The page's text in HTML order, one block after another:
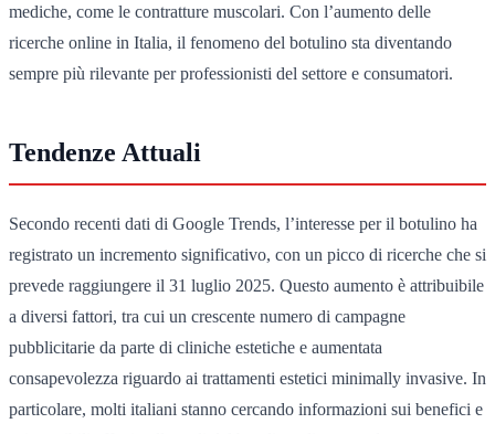
mediche, come le contratture muscolari. Con l’aumento delle
ricerche online in Italia, il fenomeno del botulino sta diventando
sempre più rilevante per professionisti del settore e consumatori.
Tendenze Attuali
Secondo recenti dati di Google Trends, l’interesse per il botulino ha
registrato un incremento significativo, con un picco di ricerche che si
prevede raggiungere il 31 luglio 2025. Questo aumento è attribuibile
a diversi fattori, tra cui un crescente numero di campagne
pubblicitarie da parte di cliniche estetiche e aumentata
consapevolezza riguardo ai trattamenti estetici minimally invasive. In
particolare, molti italiani stanno cercando informazioni sui benefici e